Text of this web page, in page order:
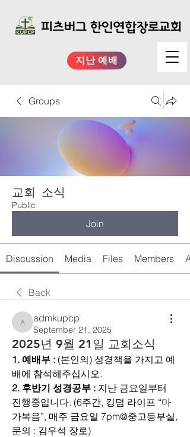
지난 예배
Groups
교회 소식
Public
Join
Discussion Media Files Members
Back
admkupcp
admkupcp
September 21, 2025
2025년 9월 21일 교회소식
1. 예배부 : (본인의) 성경책을 가지고 예
배에 참석해주십시오.
2. 후반기 성경공부 : 지난 금요일부터
진행중입니다. (6주간, 킹덤 라이프 “마
가복음”, 매주 금요일 7pm@중고등부실,
문의 : 김우석 장로)